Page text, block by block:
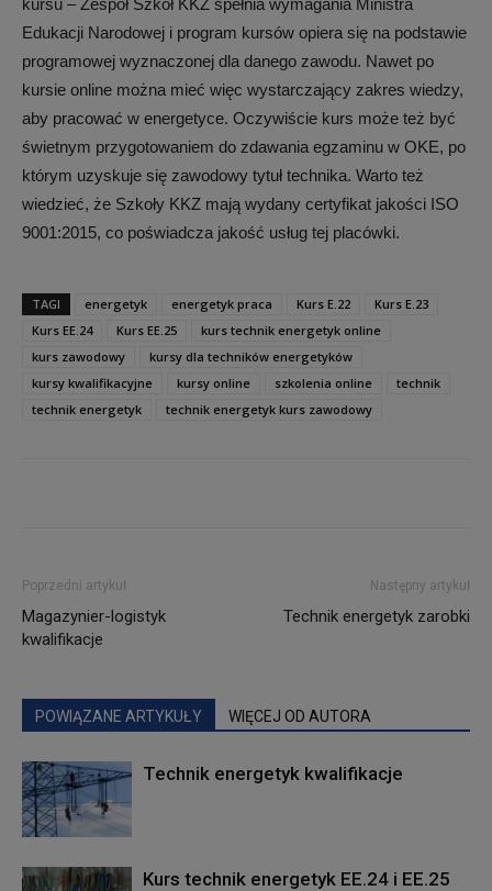
kursu – Zespół Szkół KKZ spełnia wymagania Ministra
Edukacji Narodowej i program kursów opiera się na podstawie
programowej wyznaczonej dla danego zawodu. Nawet po
kursie online można mieć więc wystarczający zakres wiedzy,
aby pracować w energetyce. Oczywiście kurs może też być
świetnym przygotowaniem do zdawania egzaminu w OKE, po
którym uzyskuje się zawodowy tytuł technika. Warto też
wiedzieć, że Szkoły KKZ mają wydany certyfikat jakości ISO
9001:2015, co poświadcza jakość usług tej placówki.
TAGI energetyk energetyk praca Kurs E.22
Kurs E.23
Kurs EE.24
Kurs EE.25
kurs technik energetyk online
kurs zawodowy
kursy dla techników energetyków
kursy kwalifikacyjne
kursy online szkolenia online
technik
technik energetyk
technik energetyk kurs zawodowy
Poprzedni artykuł
Magazynier-logistyk
kwalifikacje
Następny artykuł
Technik energetyk zarobki
POWIĄZANE ARTYKUŁY WIĘCEJ OD AUTORA
Technik energetyk kwalifikacje
Kurs technik energetyk EE.24 i EE.25